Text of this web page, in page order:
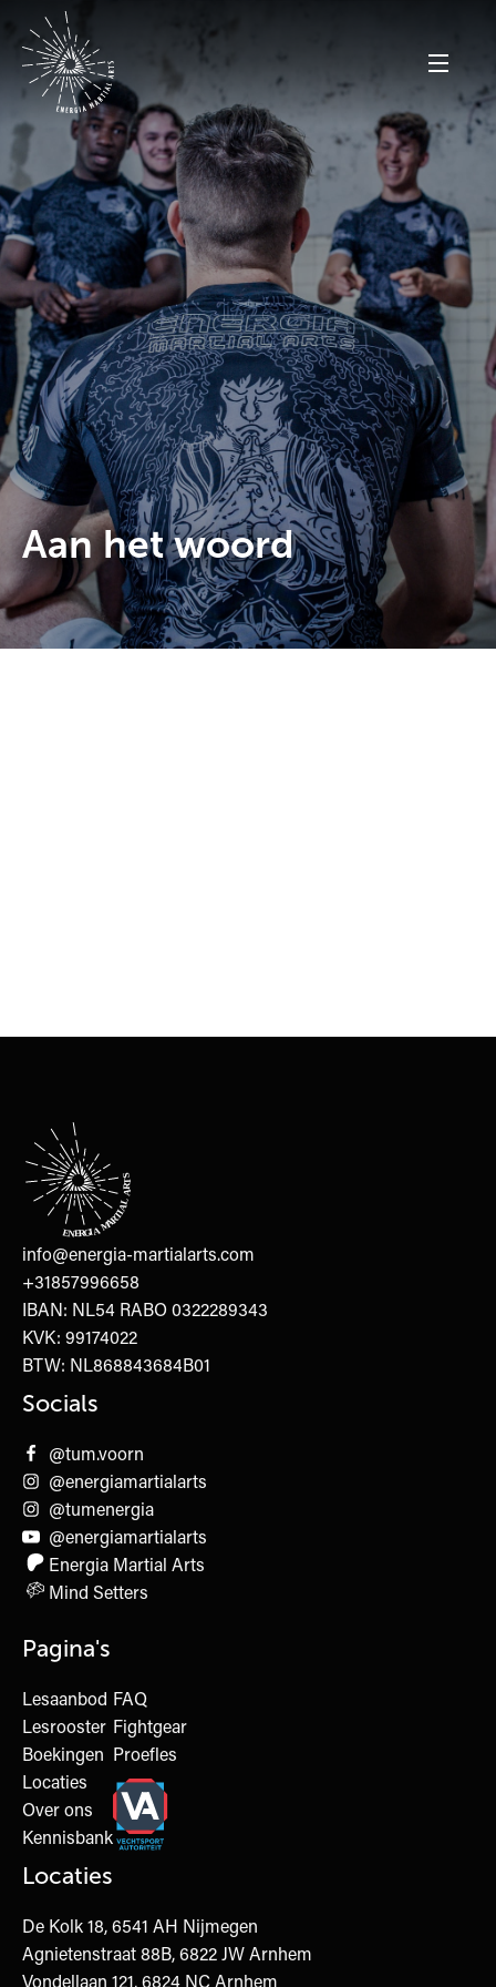
Aan het woord
info@energia-martialarts.com
+31857996658
IBAN: NL54 RABO 0322289343
KVK: 99174022
BTW: NL868843684B01
Socials
@tum.voorn
@energiamartialarts
@tumenergia
@energiamartialarts
Energia Martial Arts
Mind Setters
Pagina's
Lesaanbod
Lesrooster
Boekingen
Locaties
Over ons
Kennisbank
FAQ
Fightgear
Proefles
Locaties
De Kolk 18, 6541 AH Nijmegen
Agnietenstraat 88B, 6822 JW Arnhem
Vondellaan 121, 6824 NC Arnhem